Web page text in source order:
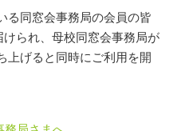
る同窓会事務局の会員の皆
られ、母校同窓会事務局が
上げると同時にご利用を開